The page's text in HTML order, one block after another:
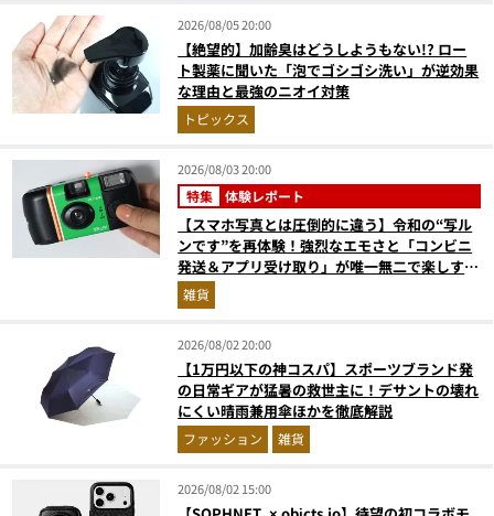
2026/08/05 20:00
【絶望的】加齢臭はどうしようもない!? ロー
ト製薬に聞いた「泡でゴシゴシ洗い」が逆効果
な理由と最強のニオイ対策
トピックス
2026/08/03 20:00
特集 体験レポート
【スマホ写真とは圧倒的に違う】令和の“写ル
ンです”を再体験！強烈なエモさと「コンビニ
発送＆アプリ受け取り」が唯一無二で楽しすぎ
た雑貨
2026/08/02 20:00
【1万円以下の神コスパ】スポーツブランド発
の日常ギアが猛暑の救世主に！デサントの壊れ
にくい晴雨兼用傘ほかを徹底解説
ファッション 雑貨
2026/08/02 15:00